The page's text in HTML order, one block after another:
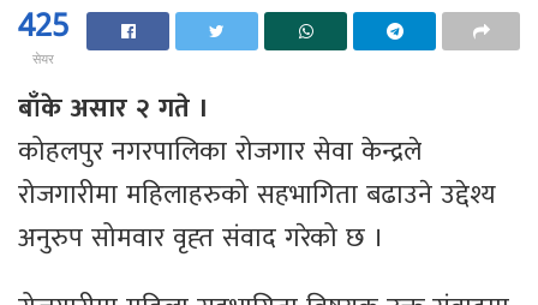
425
सेयर
बाँके असार २ गते ।
कोहलपुर नगरपालिका रोजगार सेवा केन्द्रले
रोजगारीमा महिलाहरुको सहभागिता बढाउने उद्देश्य
अनुरुप सोमवार वृह्त संवाद गरेको छ ।